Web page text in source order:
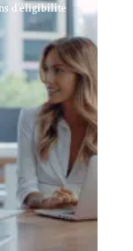
d’éligibilité